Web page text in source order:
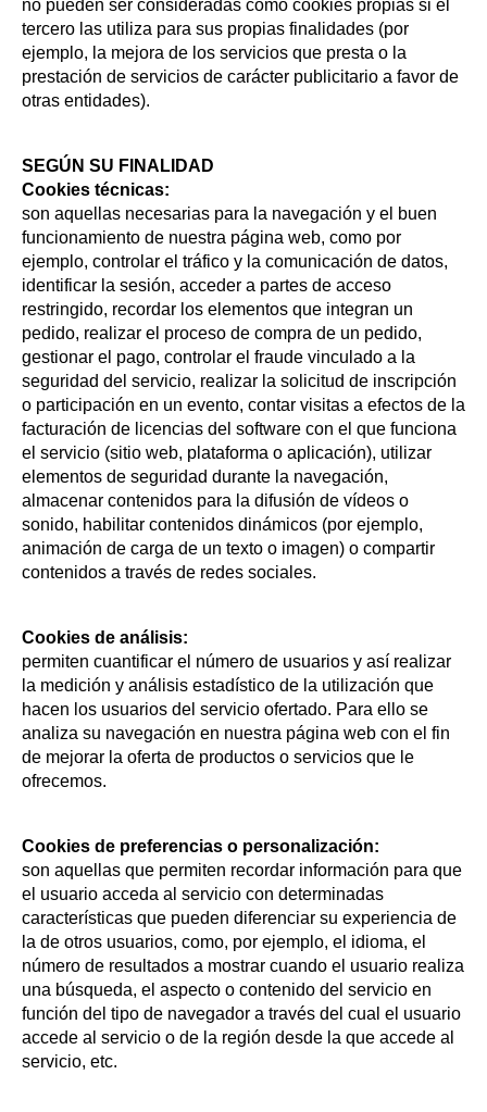
no pueden ser consideradas como cookies propias si el
tercero las utiliza para sus propias finalidades (por
ejemplo, la mejora de los servicios que presta o la
prestación de servicios de carácter publicitario a favor de
otras entidades).
SEGÚN SU FINALIDAD
Cookies técnicas:
son aquellas necesarias para la navegación y el buen
funcionamiento de nuestra página web, como por
ejemplo, controlar el tráfico y la comunicación de datos,
identificar la sesión, acceder a partes de acceso
restringido, recordar los elementos que integran un
pedido, realizar el proceso de compra de un pedido,
gestionar el pago, controlar el fraude vinculado a la
seguridad del servicio, realizar la solicitud de inscripción
o participación en un evento, contar visitas a efectos de la
facturación de licencias del software con el que funciona
el servicio (sitio web, plataforma o aplicación), utilizar
elementos de seguridad durante la navegación,
almacenar contenidos para la difusión de vídeos o
sonido, habilitar contenidos dinámicos (por ejemplo,
animación de carga de un texto o imagen) o compartir
contenidos a través de redes sociales.
Cookies de análisis:
permiten cuantificar el número de usuarios y así realizar
la medición y análisis estadístico de la utilización que
hacen los usuarios del servicio ofertado. Para ello se
analiza su navegación en nuestra página web con el fin
de mejorar la oferta de productos o servicios que le
ofrecemos.
Cookies de preferencias o personalización:
son aquellas que permiten recordar información para que
el usuario acceda al servicio con determinadas
características que pueden diferenciar su experiencia de
la de otros usuarios, como, por ejemplo, el idioma, el
número de resultados a mostrar cuando el usuario realiza
una búsqueda, el aspecto o contenido del servicio en
función del tipo de navegador a través del cual el usuario
accede al servicio o de la región desde la que accede al
servicio, etc.